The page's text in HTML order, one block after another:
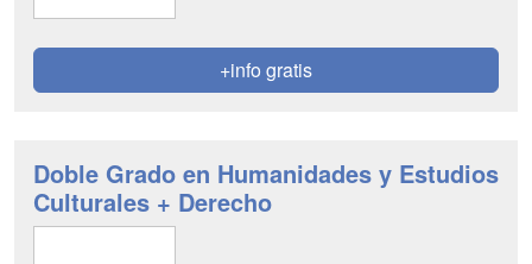
+info gratis
Doble Grado en Humanidades y Estudios
Culturales + Derecho